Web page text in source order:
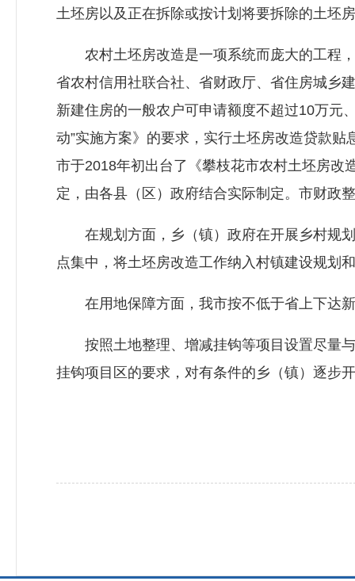
土坯房以及正在拆除或按计划将要拆除的土坯
农村土坯房改造是一项系统而庞大的工程，
省农村信用社联合社、省财政厅、省住房城乡
新建住房的一般农户可申请额度不超过10万元
动”实施方案》的要求，实行土坯房改造贷款
市于2018年初出台了《攀枝花市农村土坯房改
定，由各县（区）政府结合实际制定。市财政
在规划方面，乡（镇）政府在开展乡村规划
点集中，将土坯房改造工作纳入村镇建设规划
在用地保障方面，我市按不低于省上下达新
按照土地整理、增减挂钩等项目设置尽量与
挂钩项目区的要求，对有条件的乡（镇）逐步